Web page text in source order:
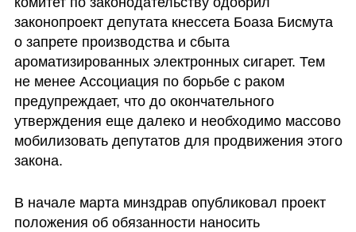
законопроект депутата кнессета Боаза Бисмута
о запрете производства и сбыта
ароматизированных электронных сигарет. Тем
не менее Ассоциация по борьбе с раком
предупреждает, что до окончательного
утверждения еще далеко и необходимо массово
мобилизовать депутатов для продвижения этого
закона.
В начале марта минздрав опубликовал проект
положения об обязанности наносить